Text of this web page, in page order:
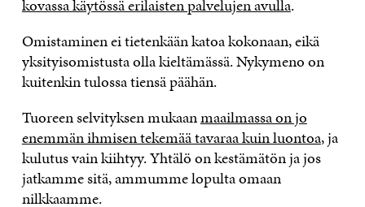
kovassa käytössä erilaisten palvelujen avulla.
Omistaminen ei tietenkään katoa kokonaan, eikä
yksityisomistusta olla kieltämässä. Nykymeno on
kuitenkin tulossa tiensä päähän.
Tuoreen selvityksen mukaanmaailmassa on jo
enemmän ihmisen tekemää tavaraa kuin luontoa, ja
kulutus vain kiihtyy. Yhtälö on kestämätön ja jos
jatkamme sitä, ammumme lopulta omaan
nilkkaamme.